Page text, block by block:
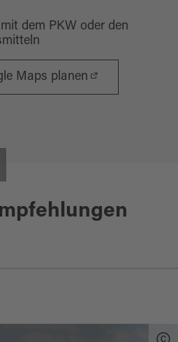
dem PKW oder den
Maps planen
UND